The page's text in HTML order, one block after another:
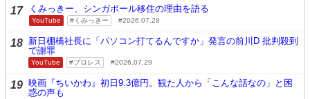
17 くみっきー、シンガポール移住の理由を語る
YouTube くみっきー 2026.07.28
18 新日棚橋社長に「パソコン打てるんですか」発言の前川D 批判殺到
で謝罪
YouTube プロレス 2026.07.29
19 映画『ちいかわ』初日9.3億円。観た人から「こんな話なの」と困
惑の声も